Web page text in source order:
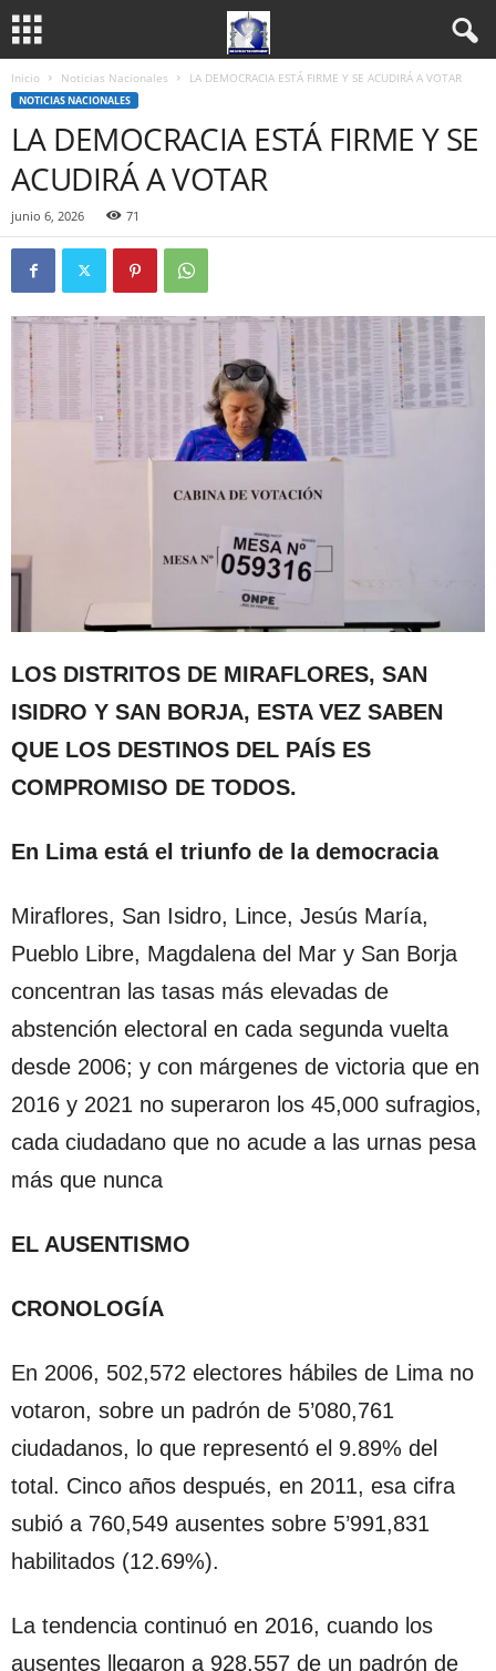
Inicio Noticias Nacionales LA DEMOCRACIA ESTÁ FIRME Y SE ACUDIRÁ A VOTAR
NOTICIAS NACIONALES
LA DEMOCRACIA ESTÁ FIRME Y SE
ACUDIRÁ A VOTAR
junio 6, 2026 71
LOS DISTRITOS DE MIRAFLORES, SAN
ISIDRO Y SAN BORJA, ESTA VEZ SABEN
QUE LOS DESTINOS DEL PAÍS ES
COMPROMISO DE TODOS.
En Lima está el triunfo de la democracia
Miraflores, San Isidro, Lince, Jesús María,
Pueblo Libre, Magdalena del Mar y San Borja
concentran las tasas más elevadas de
abstención electoral en cada segunda vuelta
desde 2006; y con márgenes de victoria que en
2016 y 2021 no superaron los 45,000 sufragios,
cada ciudadano que no acude a las urnas pesa
más que nunca
EL AUSENTISMO
CRONOLOGÍA
En 2006, 502,572 electores hábiles de Lima no
votaron, sobre un padrón de 5’080,761
ciudadanos, lo que representó el 9.89% del
total. Cinco años después, en 2011, esa cifra
subió a 760,549 ausentes sobre 5’991,831
habilitados (12.69%).
La tendencia continuó en 2016, cuando los
ausentes llegaron a 928,557 de un padrón de